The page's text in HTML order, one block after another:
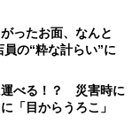
ったお面、なんと
の“粋な計らい”に
運べる！？ 災害時に
「目からうろこ」